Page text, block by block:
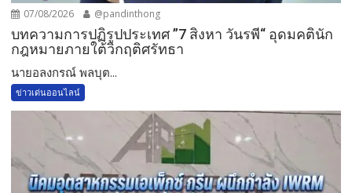
07/08/2026 @pandinthong
บทความการปฏิรูปประเทศ ”7 สิงหา วันรพี“ อุดมคตินัก
กฎหมายภายใต้วิกฤติศรัทธา
นายอลงกรณ์ พลบุต...
ข่าวเด่นออนไลน์